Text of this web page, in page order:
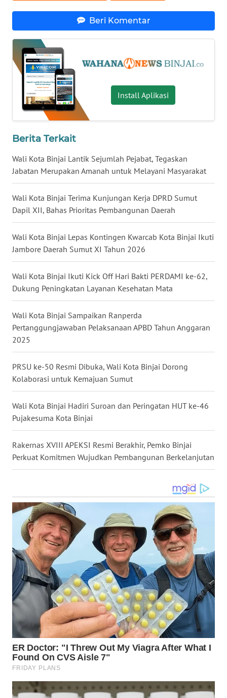
Beri Komentar
Install Aplikasi
Berita Terkait
Wali Kota Binjai Lantik Sejumlah Pejabat, Tegaskan
Jabatan Merupakan Amanah untuk Melayani Masyarakat
Wali Kota Binjai Terima Kunjungan Kerja DPRD Sumut
Dapil XII, Bahas Prioritas Pembangunan Daerah
Wali Kota Binjai Lepas Kontingen Kwarcab Kota Binjai Ikuti
Jambore Daerah Sumut XI Tahun 2026
Wali Kota Binjai Ikuti Kick Off Hari Bakti PERDAMI ke-62,
Dukung Peningkatan Layanan Kesehatan Mata
Wali Kota Binjai Sampaikan Ranperda
Pertanggungjawaban Pelaksanaan APBD Tahun Anggaran
2025
PRSU ke-50 Resmi Dibuka, Wali Kota Binjai Dorong
Kolaborasi untuk Kemajuan Sumut
Wali Kota Binjai Hadiri Suroan dan Peringatan HUT ke-46
Pujakesuma Kota Binjai
Rakernas XVIII APEKSI Resmi Berakhir, Pemko Binjai
Perkuat Komitmen Wujudkan Pembangunan Berkelanjutan
WN
WN
KALTIM
WN
SULSEL
WN
GORONTALO
WN
SULUT
WN
MALUKU
WN
MALUT
WN
DAIRI
WN
TOBA
NIAS
LANGKAT
TAPANULI
SELATAN
LESUNG
WN
KARO
WN
SIMALUNGUN
WN
LABUHANBATU
WN
TAPANULI
TENGAH
WN DELI